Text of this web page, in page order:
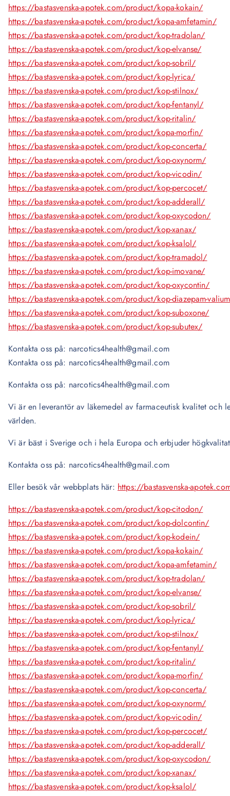
https://bastasvenska-apotek.com/product/kopa-kokain/
https://bastasvenska-apotek.com/product/kopa-amfetamin/
https://bastasvenska-apotek.com/product/kop-tradolan/
https://bastasvenska-apotek.com/product/kop-elvanse/
https://bastasvenska-apotek.com/product/kop-sobril/
https://bastasvenska-apotek.com/product/kop-lyrica/
https://bastasvenska-apotek.com/product/kop-stilnox/
https://bastasvenska-apotek.com/product/kop-fentanyl/
https://bastasvenska-apotek.com/product/kop-ritalin/
https://bastasvenska-apotek.com/product/kopa-morfin/
https://bastasvenska-apotek.com/product/kop-concerta/
https://bastasvenska-apotek.com/product/kop-oxynorm/
https://bastasvenska-apotek.com/product/kop-vicodin/
https://bastasvenska-apotek.com/product/kop-percocet/
https://bastasvenska-apotek.com/product/kop-adderall/
https://bastasvenska-apotek.com/product/kop-oxycodon/
https://bastasvenska-apotek.com/product/kop-xanax/
https://bastasvenska-apotek.com/product/kop-ksalol/
https://bastasvenska-apotek.com/product/kop-tramadol/
https://bastasvenska-apotek.com/product/kop-imovane/
https://bastasvenska-apotek.com/product/kop-oxycontin/
https://bastasvenska-apotek.com/product/kop-diazepam-
https://bastasvenska-apotek.com/product/kop-suboxone/
https://bastasvenska-apotek.com/product/kop-subutex/
Kontakta oss på: narcotics4health@gmail.com
Kontakta oss på: narcotics4health@gmail.com
Kontakta oss på: narcotics4health@gmail.com
Vi är en leverantör av läkemedel av farmaceutisk kvalitet och
världen.
Vi är bäst i Sverige och i hela Europa och erbjuder
Kontakta oss på: narcotics4health@gmail.com
Eller besök vår webbplats här: https://bastasvenska-
https://bastasvenska-apotek.com/product/kop-citodon/
https://bastasvenska-apotek.com/product/kop-dolcontin/
https://bastasvenska-apotek.com/product/kop-kodein/
https://bastasvenska-apotek.com/product/kopa-kokain/
https://bastasvenska-apotek.com/product/kopa-amfetamin/
https://bastasvenska-apotek.com/product/kop-tradolan/
https://bastasvenska-apotek.com/product/kop-elvanse/
https://bastasvenska-apotek.com/product/kop-sobril/
https://bastasvenska-apotek.com/product/kop-lyrica/
https://bastasvenska-apotek.com/product/kop-stilnox/
https://bastasvenska-apotek.com/product/kop-fentanyl/
https://bastasvenska-apotek.com/product/kop-ritalin/
https://bastasvenska-apotek.com/product/kopa-morfin/
https://bastasvenska-apotek.com/product/kop-concerta/
https://bastasvenska-apotek.com/product/kop-oxynorm/
https://bastasvenska-apotek.com/product/kop-vicodin/
https://bastasvenska-apotek.com/product/kop-percocet/
https://bastasvenska-apotek.com/product/kop-adderall/
https://bastasvenska-apotek.com/product/kop-oxycodon/
https://bastasvenska-apotek.com/product/kop-xanax/
https://bastasvenska-apotek.com/product/kop-ksalol/